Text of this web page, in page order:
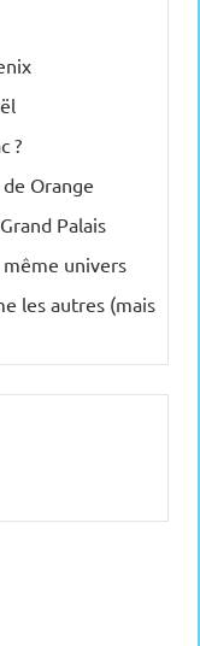
?
Orange
Palais
univers
les autres (mais